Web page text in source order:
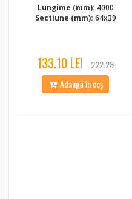
Lungime (mm): 4000
Sectiune (mm): 64x39
133.10 LEI
222.28
Adaugă în coș